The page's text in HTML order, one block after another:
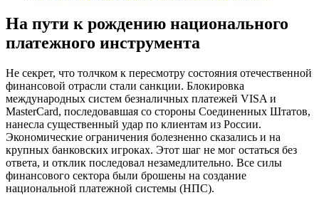
На пути к рождению национального
платежного инструмента
Не секрет, что толчком к пересмотру состояния отечественной
финансовой отрасли стали санкции. Блокировка
международных систем безналичных платежей VISA и
MasterCard, последовавшая со стороны Соединенных Штатов,
нанесла существенный удар по клиентам из России.
Экономические ограничения болезненно сказались и на
крупных банковских игроках. Этот шаг не мог остаться без
ответа, и отклик последовал незамедлительно. Все силы
финансового сектора были брошены на создание
национальной платежной системы (НПС).